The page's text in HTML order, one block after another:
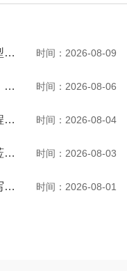
装修窗户怎么选？市面主流三种窗型优缺点一次性讲透 时间：2026-08-09
窗户别乱换！推拉窗实现全屋换气，观景通风两不误 时间：2026-08-06
新手换窗指南，门窗入户安装全流程一次性讲清 时间：2026-08-04
海口国家高新区工委书记李杉一行莅临河南贝迪考察交流 时间：2026-08-03
致敬八一：从军营到贝迪，他们续写荣光 时间：2026-08-01